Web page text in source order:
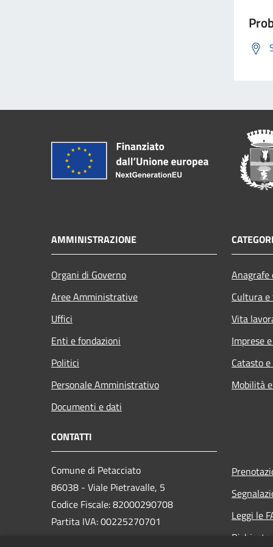
AMMINISTRAZIONE
Organi di Governo
Aree Amministrative
Uffici
Enti e fondazioni
Politici
Personale Amministrativo
Documenti e dati
Cultura
Vita
Imprese
Catasto
Mobilità
CONTATTI
Comune di Petacciato
86038 - Viale Pietravalle, 5
Codice Fiscale: 82000290708
Partita IVA: 00225270701
Leggi le